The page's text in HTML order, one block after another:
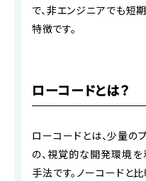
で、非エンジニアでも短
特徴です。
ローコードとは？
ローコードとは、少量の
の、視覚的な開発環境
手法です。ノーコードと